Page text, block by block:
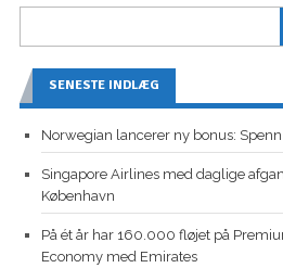
SENESTE INDLÆG
Norwegian lancerer ny bonus: Spenn
Singapore Airlines med daglige
København
På ét år har 160.000 fløjet på
Economy med Emirates